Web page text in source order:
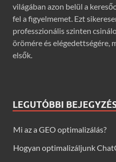
világában azon belül a
fel a figyelmemet. Ezt
professzionális szinten
örömére és elégedettségére,
elsők.
LEGUTÓBBI
Mi az a GEO optimalizálás?
Hogyan optimalizáljunk